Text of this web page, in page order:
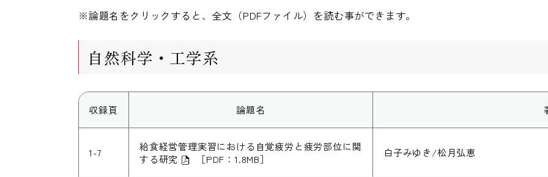
※論題名をクリックすると、全文（PDFファイル）を読む事ができます。
自然科学・工学系
収録頁 論題名
1-7
給食経営管理実習における自覚疲労と疲労部位に関
する研究
［PDF：1.8MB］
白子みゆき/松月弘恵